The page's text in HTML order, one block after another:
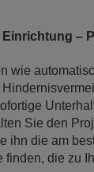
Einrichtung –
wie
Sie den
ihn die am
finden, die zu